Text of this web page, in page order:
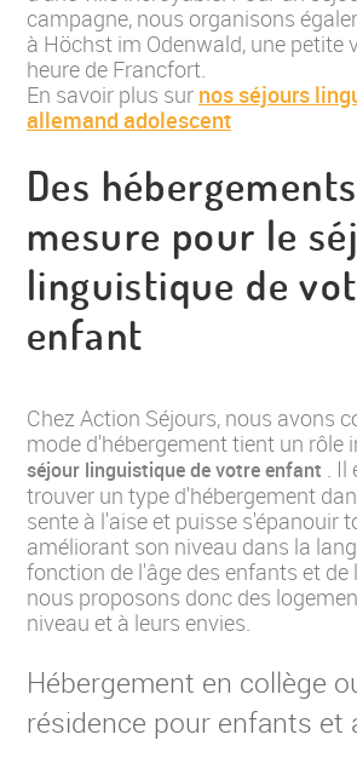
campagne, nous organisons
à Höchst im Odenwald, une petite
heure de Francfort.
En savoir plus sur nos séjours
allemand adolescent
Des
mesure pour le
linguistique de
enfant
Chez Action Séjours, nous avons
mode d'hébergement tient un rôle
séjour linguistique de votre enfant
.
trouver un type d'hébergement
sente à l'aise et puisse s'épanouir
améliorant son niveau dans la
fonction de l'âge des enfants et de
nous proposons donc des
niveau et à leurs envies.
Hébergement en collège
résidence pour enfants et